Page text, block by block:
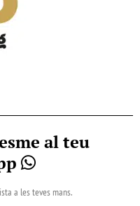
al teu
a les teves mans.